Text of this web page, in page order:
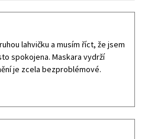
lahvičku a musím říct, že jsem
spokojena. Maskara vydrží
je zcela bezproblémové.